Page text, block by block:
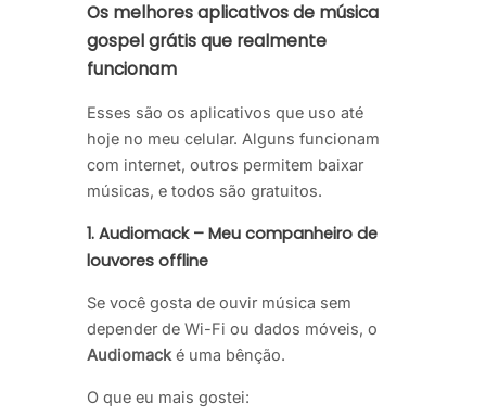
Os melhores aplicativos de música
gospel grátis que realmente
funcionam
Esses são os aplicativos que uso até
hoje no meu celular. Alguns funcionam
com internet, outros permitem baixar
músicas, e todos são gratuitos.
1. Audiomack – Meu companheiro de
louvores offline
Se você gosta de ouvir música sem
depender de Wi-Fi ou dados móveis, o
Audiomack é uma bênção.
O que eu mais gostei: